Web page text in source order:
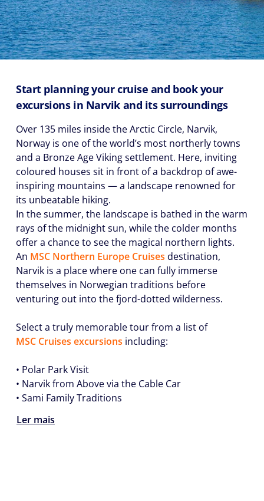
Start planning your cruise and book your
excursions in Narvik and its surroundings
Over 135 miles inside the Arctic Circle, Narvik,
Norway is one of the world’s most northerly towns
and a Bronze Age Viking settlement. Here, inviting
coloured houses sit in front of a backdrop of awe-
inspiring mountains — a landscape renowned for
its unbeatable hiking.
In the summer, the landscape is bathed in the warm
rays of the midnight sun, while the colder months
offer a chance to see the magical northern lights.
An MSC Northern Europe Cruises destination,
Narvik is a place where one can fully immerse
themselves in Norwegian traditions before
venturing out into the fjord-dotted wilderness.
Select a truly memorable tour from a list of
MSC Cruises excursions including:
• Polar Park Visit
• Narvik from Above via the Cable Car
• Sami Family Traditions
Ler mais